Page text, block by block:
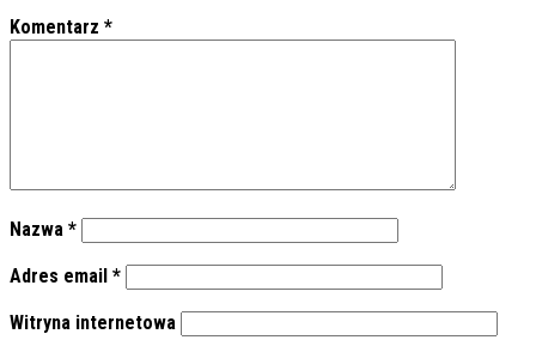
Komentarz *
Nazwa *
Adres email *
Witryna internetowa